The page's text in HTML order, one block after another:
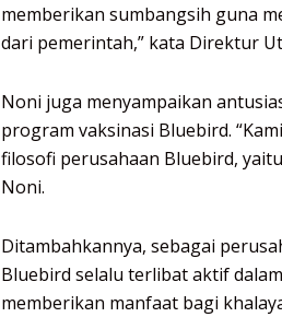
memberikan sumbangsih guna
dari pemerintah,” kata Direktur
Noni juga menyampaikan
program vaksinasi Bluebird.
filosofi perusahaan Bluebird,
Noni.
Ditambahkannya, sebagai
Bluebird selalu terlibat aktif
memberikan manfaat bagi